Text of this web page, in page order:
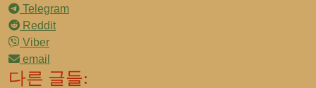
Telegram
Reddit
Viber
email
다른 글들: